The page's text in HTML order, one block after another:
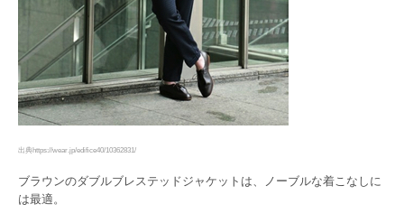
出典https://wear.jp/edifice40/10362831/
ブラウンのダブルブレステッドジャケットは、ノーブルな着こなしに
は最適。